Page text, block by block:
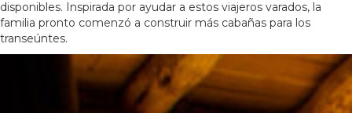
disponibles. Inspirada por ayudar a estos viajeros varados, la
familia pronto comenzó a construir más cabañas para los
transeúntes.